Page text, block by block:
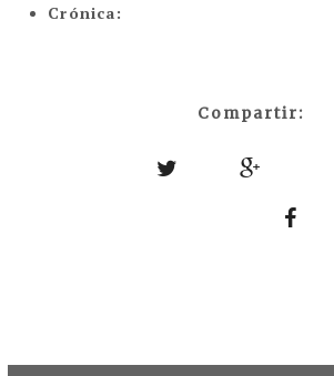
Crónica:
Compartir: